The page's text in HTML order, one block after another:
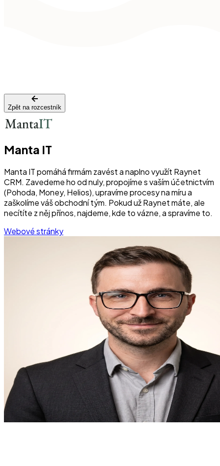
Zpět na rozcestník
Manta IT
Manta IT pomáhá firmám zavést a naplno využít Raynet
CRM. Zavedeme ho od nuly, propojíme s vaším účetnictvím
(Pohoda, Money, Helios), upravíme procesy na míru a
zaškolíme váš obchodní tým. Pokud už Raynet máte, ale
necítíte z něj přínos, najdeme, kde to vázne, a spravíme to.
Webové stránky